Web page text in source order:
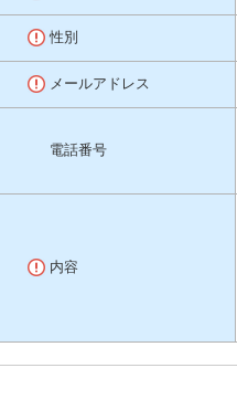
性別
メールアドレス
電話番号
内容